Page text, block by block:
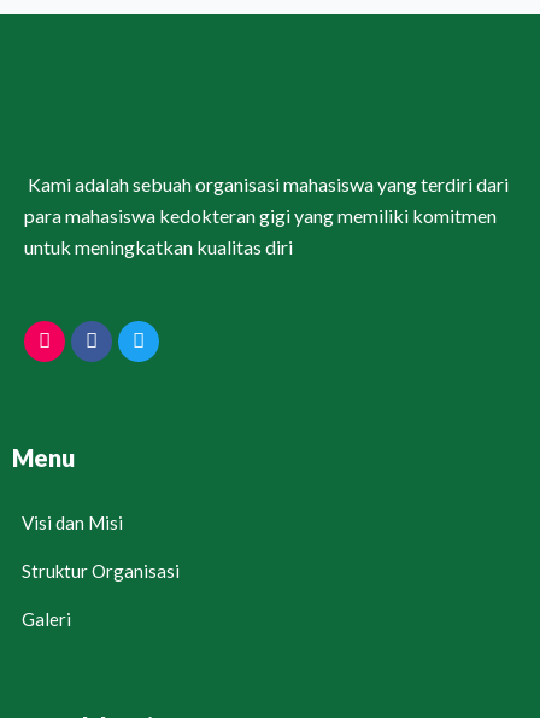
Kami adalah sebuah organisasi mahasiswa yang terdiri dari
para mahasiswa kedokteran gigi yang memiliki komitmen
untuk meningkatkan kualitas diri
Menu
Visi dan Misi
Struktur Organisasi
Galeri